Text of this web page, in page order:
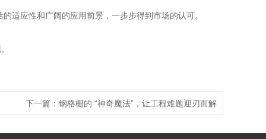
适应性和广阔的应用前景，一步步得到市场的认可。
下一篇： 钢格栅的 “神奇魔法”，让工程难题迎刃而解